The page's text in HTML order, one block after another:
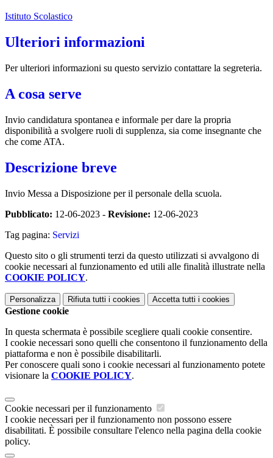
Istituto Scolastico
Ulteriori informazioni
Per ulteriori informazioni su questo servizio contattare la segreteria.
A cosa serve
Invio candidatura spontanea e informale per dare la propria
disponibilità a svolgere ruoli di supplenza, sia come insegnante che
che come ATA.
Descrizione breve
Invio Messa a Disposizione per il personale della scuola.
Pubblicato: 12-06-2023 - Revisione: 12-06-2023
Tag pagina: Servizi
Questo sito o gli strumenti terzi da questo utilizzati si avvalgono di
cookie necessari al funzionamento ed utili alle finalità illustrate nella
COOKIE POLICY.
Personalizza Rifiuta tutti i cookies Accetta tutti i cookies
Gestione cookie
In questa schermata è possibile scegliere quali cookie consentire.
I cookie necessari sono quelli che consentono il funzionamento della
piattaforma e non è possibile disabilitarli.
Per conoscere quali sono i cookie necessari al funzionamento potete
visionare la COOKIE POLICY.
Cookie necessari per il funzionamento
I cookie necessari per il funzionamento non possono essere
disabilitati. È possibile consultare l'elenco nella pagina della cookie
policy.